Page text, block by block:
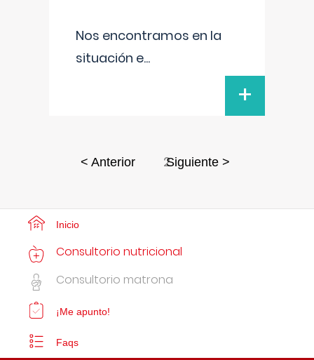
Nos encontramos en la
situación e...
+
< Anterior 2Siguiente >
Inicio
Consultorio nutricional
Consultorio matrona
¡Me apunto!
Faqs